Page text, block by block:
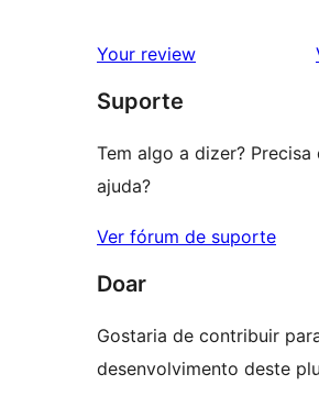
2
com
1
Your review
Suporte
Tem algo a dizer? Precisa
ajuda?
Ver fórum de suporte
Doar
Gostaria de contribuir
desenvolvimento deste